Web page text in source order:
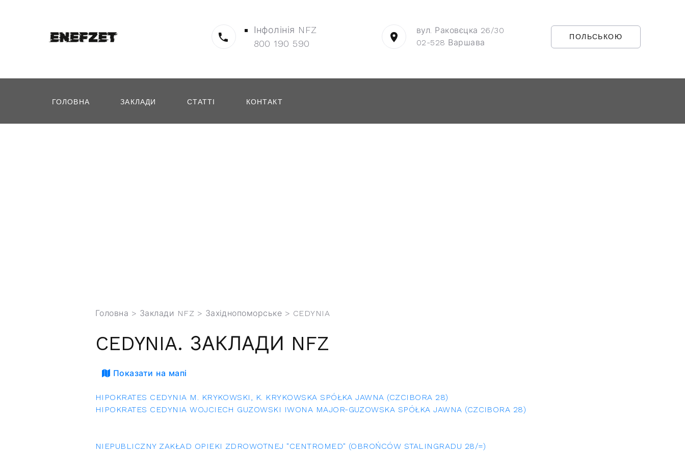
Інфолінія NFZ
800 190 590
вул. Раковєцка 26/30
02-528 Варшава
ПОЛЬСЬКОЮ
ГОЛОВНА ЗАКЛАДИ СТАТТІ КОНТАКТ
Головна > Заклади NFZ > Західнопоморське > CEDYNIA
CEDYNIA. ЗАКЛАДИ NFZ
Показати на мапі
HIPOKRATES CEDYNIA M. KRYKOWSKI, K. KRYKOWSKA SPÓŁKA JAWNA (CZCIBORA 28)
HIPOKRATES CEDYNIA WOJCIECH GUZOWSKI IWONA MAJOR-GUZOWSKA SPÓŁKA JAWNA (CZCIBORA 28)
NIEPUBLICZNY ZAKŁAD OPIEKI ZDROWOTNEJ "CENTROMED" (OBROŃCÓW STALINGRADU 28/=)